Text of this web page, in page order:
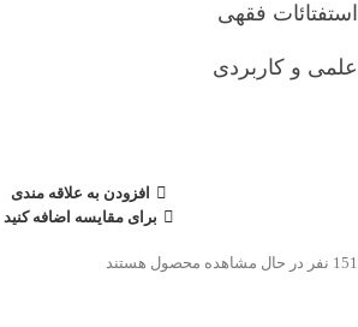
استفتائات فقهی
علمی و کاربردی
افزودن به علاقه مندی
برای مقایسه اضافه کنید
151 نفر در حال مشاهده محصول هستند